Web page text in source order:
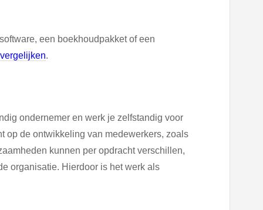
een boekhoudpakket of een
.
ondernemer en werk je zelfstandig voor
op de ontwikkeling van medewerkers, zoals
kunnen per opdracht verschillen,
organisatie. Hierdoor is het werk als